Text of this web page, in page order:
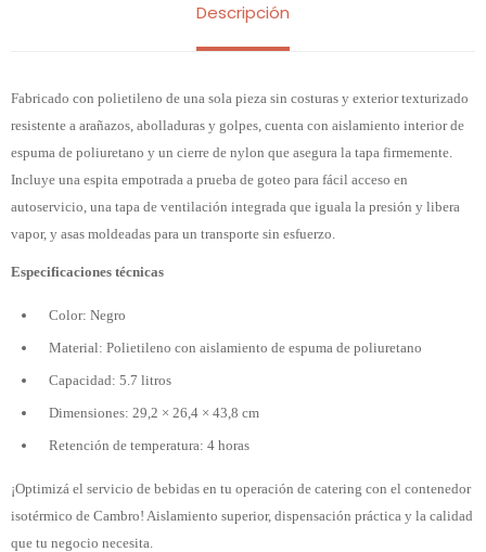
Descripción
Fabricado con polietileno de una sola pieza sin costuras y exterior texturizado
resistente a arañazos, abolladuras y golpes, cuenta con aislamiento interior de
espuma de poliuretano y un cierre de nylon que asegura la tapa firmemente.
Incluye una espita empotrada a prueba de goteo para fácil acceso en
autoservicio, una tapa de ventilación integrada que iguala la presión y libera
vapor, y asas moldeadas para un transporte sin esfuerzo.
Especificaciones técnicas
Color: Negro
Material: Polietileno con aislamiento de espuma de poliuretano
Capacidad: 5.7 litros
Dimensiones: 29,2 × 26,4 × 43,8 cm
Retención de temperatura: 4 horas
¡Optimizá el servicio de bebidas en tu operación de catering con el contenedor
isotérmico de Cambro! Aislamiento superior, dispensación práctica y la calidad
que tu negocio necesita.